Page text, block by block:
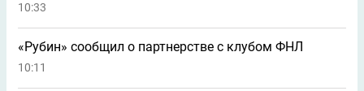
10:33
«Рубин» сообщил о партнерстве с клубом ФНЛ
10:11